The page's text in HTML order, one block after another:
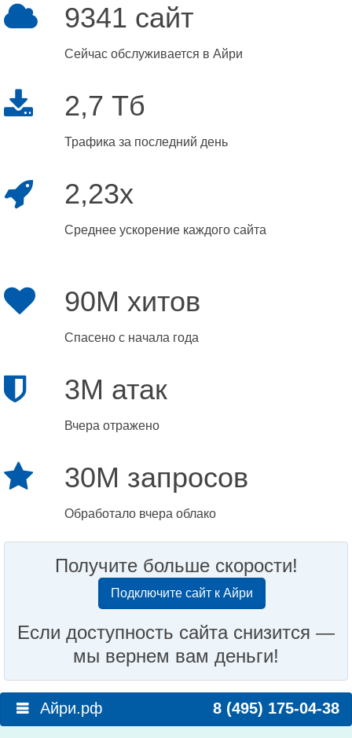
9341 сайт
Сейчас обслуживается в Айри
2,7 Тб
Трафика за последний день
2,23x
Среднее ускорение каждого сайта
90M хитов
Спасено с начала года
3M атак
Вчера отражено
30M запросов
Обработало вчера облако
Получите больше скорости!
Подключите сайт к Айри
Если доступность сайта снизится —
мы вернем вам деньги!
Айри.рф 8 (495) 175-04-38